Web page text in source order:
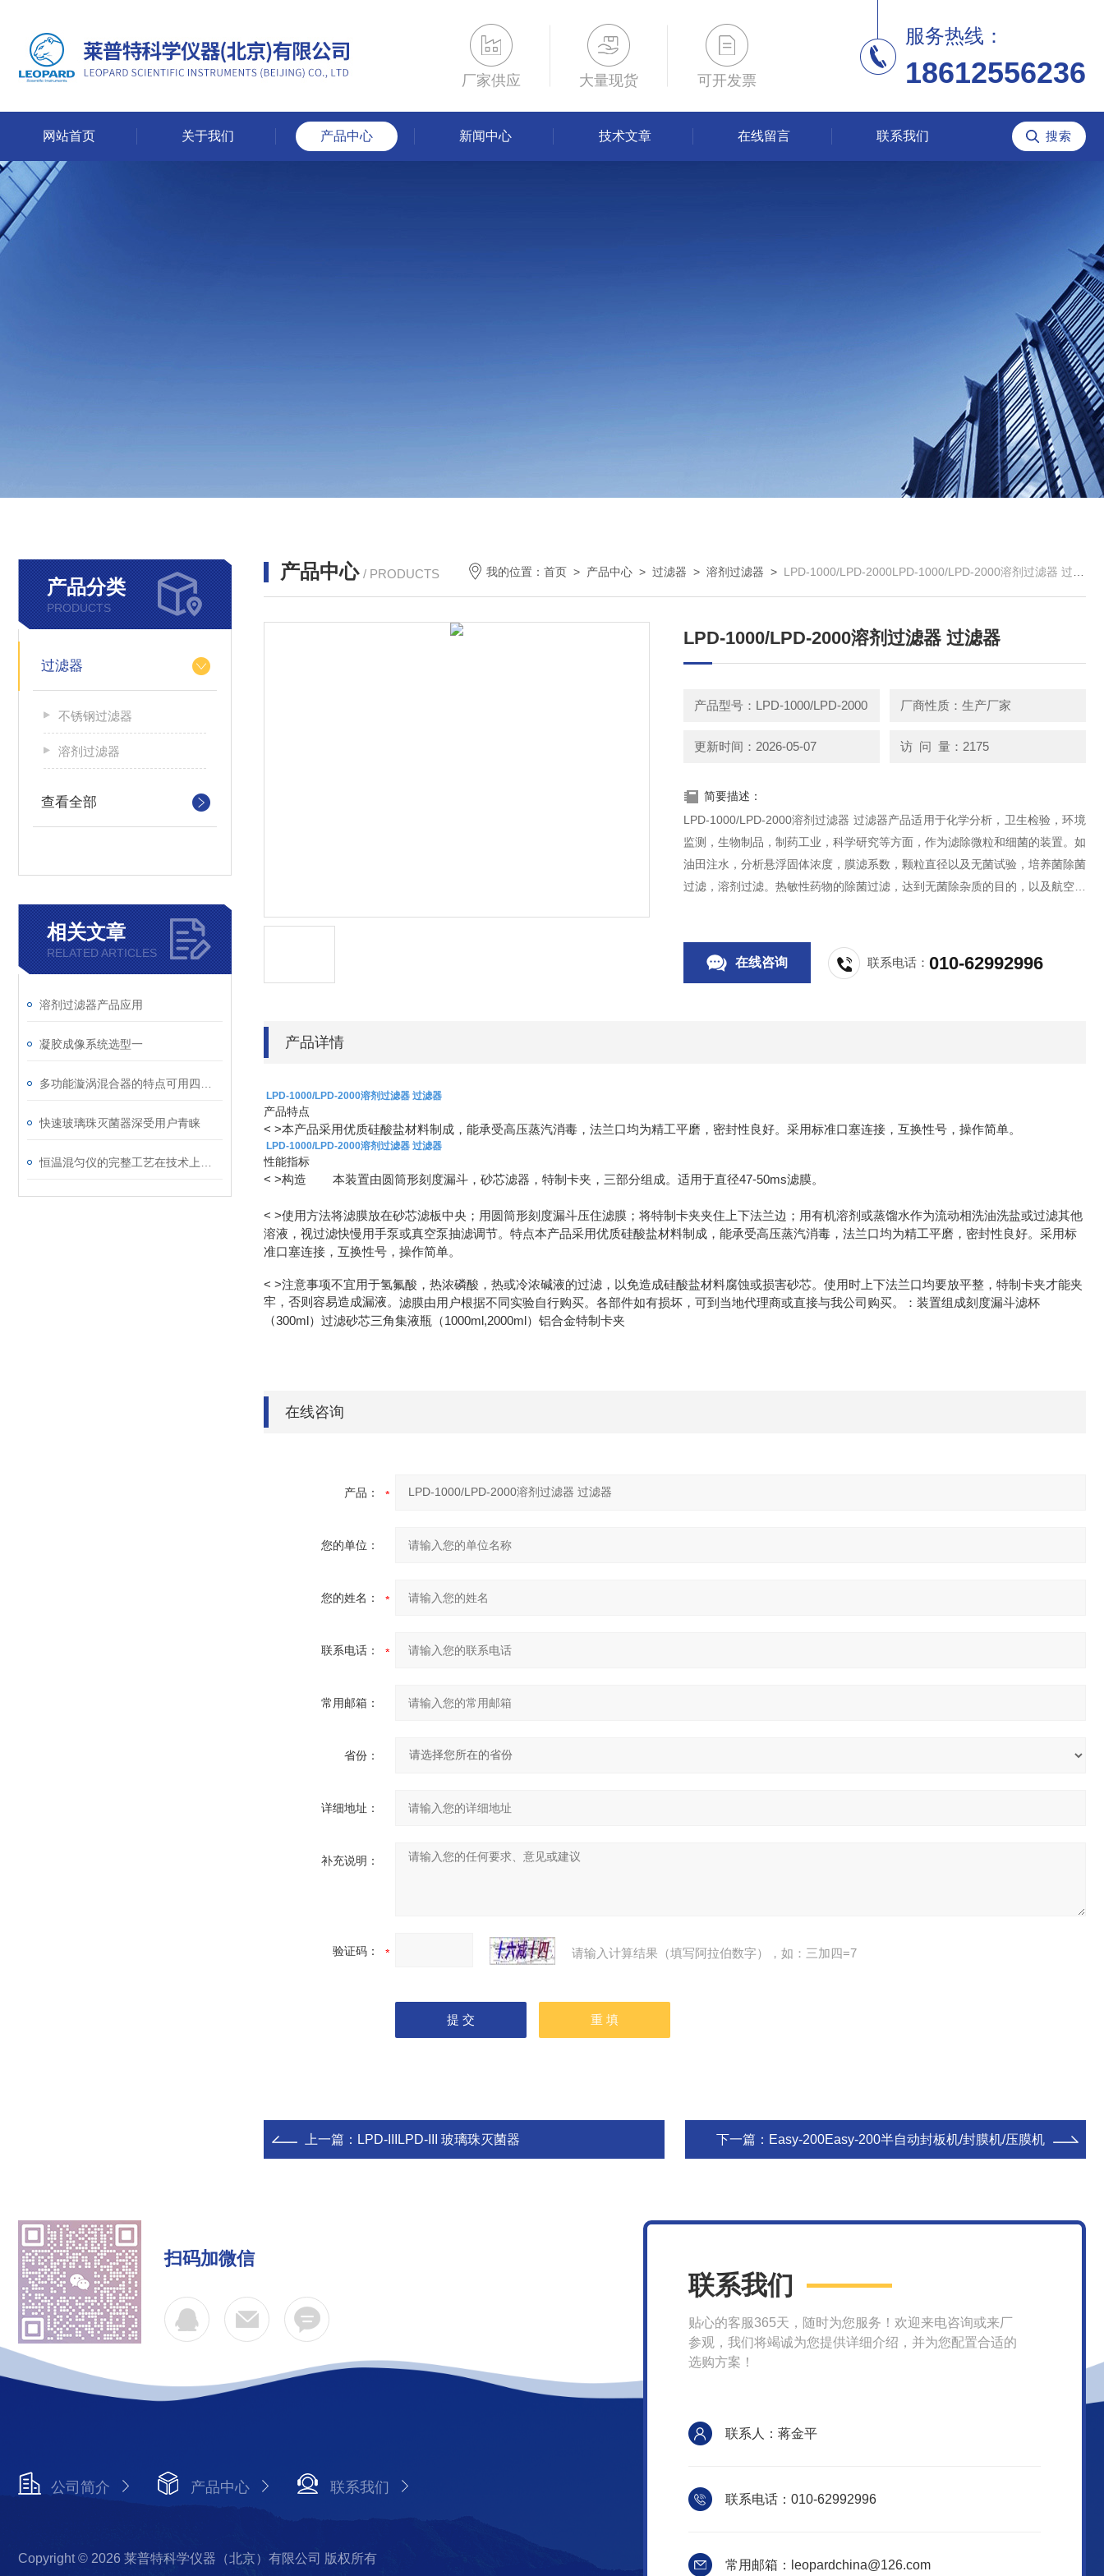
厂家供应 大量现货 可开发票
服务热线：
18612556236
网站首页 关于我们 产品中心 新闻中心 技术文章 在线留言 联系我们
产品分类
PRODUCTS
过滤器
不锈钢过滤器
溶剂过滤器
查看全部
相关文章
RELATED ARTICLES
溶剂过滤器产品应用
凝胶成像系统选型一
快速玻璃珠灭菌器深受用户青睐
产品中心 / PRODUCTS 我的位置：首页 > 产品中心 >过滤器 >溶剂过滤器 > LPD-1000/LPD-2000LPD-1000/LPD-2000溶剂过滤器 过滤器
LPD-1000/LPD-2000溶剂过滤器 过滤器
产品型号：LPD-1000/LPD-2000 厂商性质：生产厂家
更新时间：2026-05-07 访 问 量：2175
简要描述：
LPD-1000/LPD-2000溶剂过滤器 过滤器产品适用于化学分析，卫生检验，环境
监测，生物制品，制药工业，科学研究等方面，作为滤除微粒和细菌的装置。如
油田注水，分析悬浮固体浓度，膜滤系数，颗粒直径以及无菌试验，培养菌除菌
过滤，溶剂过滤。热敏性药物的除菌过滤，达到无菌除杂质的目的，以及航空煤
在线咨询 联系电话：010-62992996
产品详情
LPD-1000/LPD-2000溶剂过滤器 过滤器
产品特点
< >本产品采用优质硅酸盐材料制成，能承受高压蒸汽消毒，法兰口均为精工平磨，密封性良好。 采用标准口塞连接，互换性号，操作简单。
LPD-1000/LPD-2000溶剂过滤器 过滤器
性能指标
< >构造 本装置由圆筒形刻度漏斗，砂芯滤器，特制卡夹，三部分组成。适用于直径47-50ms滤膜。
< >使用方法将滤膜放在砂芯滤板中央； 用圆筒形刻度漏斗压住滤膜； 将特制卡夹夹住上下法兰边； 用有机溶剂或蒸馏水作为流动相洗油洗盐或过滤其他
溶液，视过滤快慢用手泵或真空泵抽滤调节。 特点本产品采用优质硅酸盐材料制成，能承受高压蒸汽消毒，法兰口均为精工平磨，密封性良好。 采用标
准口塞连接，互换性号，操作简单。
< >注意事项不宜用于氢氟酸，热浓磷酸，热或冷浓碱液的过滤，以免造成硅酸盐材料腐蚀或损害砂芯。 使用时上下法兰口均要放平整，特制卡夹才能夹
牢，否则容易造成漏液。 滤膜由用户根据不同实验自行购买。 各部件如有损坏，可到当地代理商或直接与我公司购买。： 装置组成刻度漏斗滤杯
（300ml） 过滤砂芯三角集液瓶（1000ml,2000ml） 铝合金特制卡夹
在线咨询
产品：
您的单位：
您的姓名：
联系电话：
常用邮箱：
省份：
详细地址：
补充说明：
验证码： 请输入计算结果（填写阿拉伯数字），如：三加四=7
上一篇： LPD-IIILPD-III 玻璃珠灭菌器 下一篇： Easy-200Easy-200半自动封板机/封膜机/压膜机
扫码加微信
公司简介 产品中心 联系我们
Copyright © 2026 莱普特科学仪器（北京）有限公司 版权所有
联系我们
贴心的客服365天，随时为您服务！欢迎来电咨询或来厂
参观，我们将竭诚为您提供详细介绍，并为您配置合适的
选购方案！
联系人：蒋金平
联系电话：010-62992996
常用邮箱：leopardchina@126.com